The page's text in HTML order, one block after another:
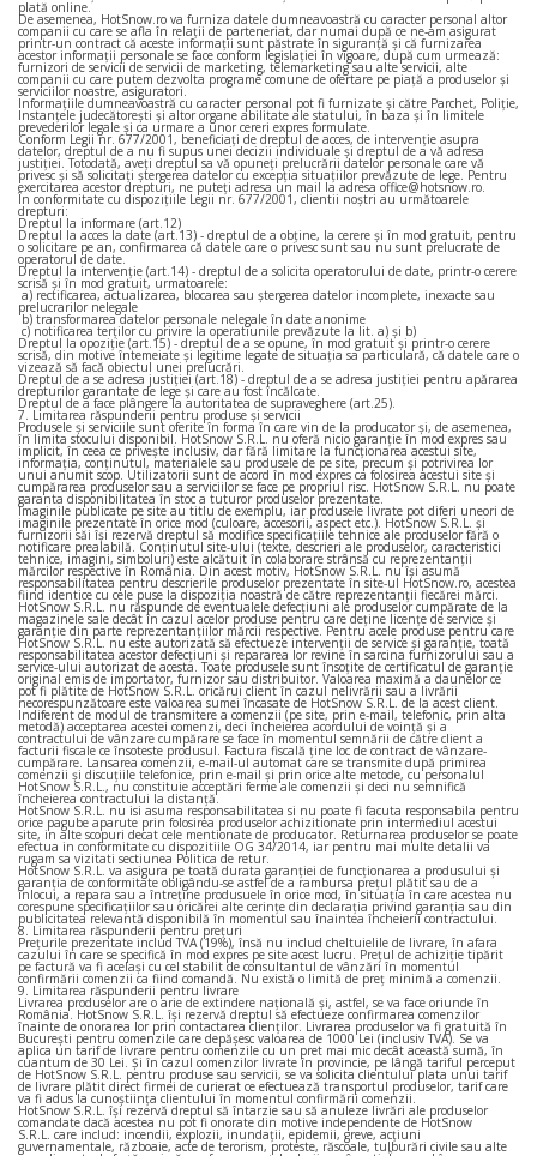
plată online.
De asemenea, HotSnow.ro va furniza datele dumneavoastră cu caracter personal altor
companii cu care se afla în relaţii de parteneriat, dar numai după ce ne-am asigurat
printr-un contract că aceste informaţii sunt păstrate în siguranţă şi că furnizarea
acestor informaţii personale se face conform legislaţiei în vigoare, după cum urmează:
furnizori de servicii de servicii de marketing, telemarketing sau alte servicii, alte
companii cu care putem dezvolta programe comune de ofertare pe piaţă a produselor şi
serviciilor noastre, asiguratori.
Informaţiile dumneavoastră cu caracter personal pot fi furnizate şi către Parchet, Poliţie,
Instanţele judecătoreşti şi altor organe abilitate ale statului, în baza şi în limitele
prevederilor legale şi ca urmare a unor cereri expres formulate.
Conform Legii nr. 677/2001, beneficiaţi de dreptul de acces, de intervenţie asupra
datelor, dreptul de a nu fi supus unei decizii individuale şi dreptul de a vă adresa
justiţiei. Totodată, aveţi dreptul sa vă opuneţi prelucrării datelor personale care vă
privesc şi să solicitaţi ştergerea datelor cu excepţia situaţiilor prevăzute de lege. Pentru
exercitarea acestor drepturi, ne puteţi adresa un mail la adresa office@hotsnow.ro.
În conformitate cu dispozițiile Legii nr. 677/2001, clientii noștri au următoarele
drepturi:
Dreptul la informare (art.12)
Dreptul la acces la date (art.13) - dreptul de a obține, la cerere și în mod gratuit, pentru
o solicitare pe an, confirmarea că datele care o privesc sunt sau nu sunt prelucrate de
operatorul de date.
Dreptul la intervenție (art.14) - dreptul de a solicita operatorului de date, printr-o cerere
scrisă și în mod gratuit, urmatoarele:
a) rectificarea, actualizarea, blocarea sau ștergerea datelor incomplete, inexacte sau
prelucrarilor nelegale
b) transformarea datelor personale nelegale în date anonime
c) notificarea terților cu privire la operatiunile prevăzute la lit. a) și b)
Dreptul la opoziție (art.15) - dreptul de a se opune, în mod gratuit și printr-o cerere
scrisă, din motive întemeiate și legitime legate de situația sa particulară, că datele care o
vizează să facă obiectul unei prelucrări.
Dreptul de a se adresa justiției (art.18) - dreptul de a se adresa justiției pentru apărarea
drepturilor garantate de lege și care au fost încălcate.
Dreptul de a face plângere la autoritatea de supraveghere (art.25).
7. Limitarea răspunderii pentru produse şi servicii
Produsele şi serviciile sunt oferite în forma în care vin de la producator şi, de asemenea,
în limita stocului disponibil. HotSnow S.R.L. nu oferă nicio garanţie în mod expres sau
implicit, în ceea ce priveşte inclusiv, dar fără limitare la funcţionarea acestui site,
informaţia, conţinutul, materialele sau produsele de pe site, precum şi potrivirea lor
unui anumit scop. Utilizatorii sunt de acord în mod expres ca folosirea acestui site şi
cumpărarea produselor sau a serviciilor se face pe propriul risc. HotSnow S.R.L. nu poate
garanta disponibilitatea în stoc a tuturor produselor prezentate.
Imaginile publicate pe site au titlu de exemplu, iar produsele livrate pot diferi uneori de
imaginile prezentate în orice mod (culoare, accesorii, aspect etc.). HotSnow S.R.L. şi
furnizorii săi îşi rezervă dreptul să modifice specificaţiile tehnice ale produselor fără o
notificare prealabilă. Conţinutul site-ului (texte, descrieri ale produselor, caracteristici
tehnice, imagini, simboluri) este alcătuit în colaborare strânsă cu reprezentanţii
mărcilor respective în România. Din acest motiv, HotSnow S.R.L. nu îşi asumă
responsabilitatea pentru descrierile produselor prezentate în site-ul HotSnow.ro, acestea
fiind identice cu cele puse la dispoziţia noastră de către reprezentanţii fiecărei mărci.
HotSnow S.R.L. nu răspunde de eventualele defecţiuni ale produselor cumpărate de la
magazinele sale decât în cazul acelor produse pentru care deţine licenţe de service şi
garanţie din parte reprezentanţiilor mărcii respective. Pentru acele produse pentru care
HotSnow S.R.L. nu este autorizată să efectueze intervenţii de service şi garanţie, toată
responsabilitatea acestor defecţiuni şi repararea lor revine în sarcina furnizorului sau a
service-ului autorizat de acesta. Toate produsele sunt însoţite de certificatul de garanţie
original emis de importator, furnizor sau distribuitor. Valoarea maximă a daunelor ce
pot fi plătite de HotSnow S.R.L. oricărui client în cazul nelivrării sau a livrării
necorespunzătoare este valoarea sumei încasate de HotSnow S.R.L. de la acest client.
Indiferent de modul de transmitere a comenzii (pe site, prin e-mail, telefonic, prin alta
metodă) acceptarea acestei comenzi, deci încheierea acordului de voinţă şi a
contractului de vânzare cumpărare se face în momentul semnării de către client a
facturii fiscale ce însoteste produsul. Factura fiscală ţine loc de contract de vânzare-
cumpărare. Lansarea comenzii, e-mail-ul automat care se transmite după primirea
comenzii şi discuţiile telefonice, prin e-mail şi prin orice alte metode, cu personalul
HotSnow S.R.L., nu constituie acceptări ferme ale comenzii şi deci nu semnifică
încheierea contractului la distanţă.
HotSnow S.R.L. nu isi asuma responsabilitatea si nu poate fi facuta responsabila pentru
orice pagube aparute prin folosirea produselor achizitionate prin intermediul acestui
site, in alte scopuri decat cele mentionate de producator. Returnarea produselor se poate
efectua in conformitate cu dispozitiile OG 34/2014, iar pentru mai multe detalii va
rugam sa vizitati sectiunea Politica de retur.
HotSnow S.R.L. va asigura pe toată durata garanției de funcționarea a produsului și
garanția de conformitate obligându-se astfel de a rambursa prețul plătit sau de a
înlocui, a repara sau a întreține produsuele în orice mod, în situația în care acestea nu
corespune specificațiilor sau oricărei alte cerințe din declarația privind garanția sau din
publicitatea relevantă disponibilă în momentul sau înaintea încheierii contractului.
8. Limitarea răspunderii pentru preţuri
Preţurile prezentate includ TVA (19%), însă nu includ cheltuielile de livrare, în afara
cazului în care se specifică în mod expres pe site acest lucru. Preţul de achiziţie tipărit
pe factură va fi acelaşi cu cel stabilit de consultantul de vânzări în momentul
confirmării comenzii ca fiind comandă. Nu există o limită de preţ minimă a comenzii.
9. Limitarea răspunderii pentru livrare
Livrarea produselor are o arie de extindere naţională şi, astfel, se va face oriunde în
România. HotSnow S.R.L. îşi rezervă dreptul să efectueze confirmarea comenzilor
înainte de onorarea lor prin contactarea clienţilor. Livrarea produselor va fi gratuită în
Bucureşti pentru comenzile care depăşesc valoarea de 1000 Lei (inclusiv TVA). Se va
aplica un tarif de livrare pentru comenzile cu un pret mai mic decât această sumă, în
cuantum de 30 Lei. Şi în cazul comenzilor livrate în provincie, pe lângă tariful perceput
de HotSnow S.R.L. pentru produse sau servicii, se va solicita clientului plata unui tarif
de livrare plătit direct firmei de curierat ce efectuează transportul produselor, tarif care
va fi adus la cunoştiinţa clientului în momentul confirmării comenzii.
HotSnow S.R.L. îşi rezervă dreptul să întarzie sau să anuleze livrări ale produselor
comandate dacă acestea nu pot fi onorate din motive independente de HotSnow
S.R.L. care includ: incendii, explozii, inundaţii, epidemii, greve, acţiuni
guvernamentale, războaie, acte de terorism, proteste, răscoale, tulburări civile sau alte